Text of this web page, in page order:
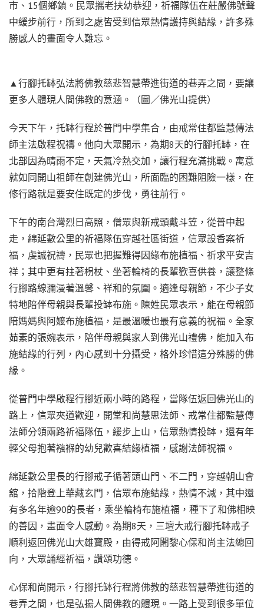
市、15個鄉鎮。民眾攜老扶幼恭迎，祈福隊伍在莊嚴佛號聲
中緩步前行，所到之處皆受到信眾熱情護持與結緣，許多殊
勝感人的畫面令人難忘。
▲行腳托缽弘法將佛教慈悲智慧帶進街道的巷弄之間，要讓
更多人體現人間佛教的意涵。（圖／佛光山提供）
今天下午，托缽行程於普門中學集合，由戒常住都監慧傳法
師主法啟程祝禱。他向大眾開示，為期8天的行腳托缽，在
北部因為晴雨不定，天氣冷熱交加，讓行程充滿挑戰。寓意
就如同開山祖師在創建佛光山，所面臨的困難阻險一樣，在
修行路就是要安住既定的步伐，勇往前行。
下午的南台灣烈日高照，僧眾與新戒頭戴斗笠，從普中起
走，綿延數公里的祈福隊伍穿越社區街道，信眾設香案祈
福，虔誠祝禱，民眾也把握難得因緣布施植福、祈求平安吉
祥；其中更有拄著枴杖、坐著輪椅的長輩歡喜供養，讓整條
行腳路線瀰漫著溫馨、祥和的氛圍。適逢母親節，不少子女
特地陪伴母親與長輩投缽布施。陳姓民眾表示，能在母親節
陪媽媽與阿嬤布施植福，是最溫暖也最有意義的祝福。全家
茹素的張婉表示，陪伴母親與家人到佛光山禮佛，能加入布
施結緣的行列，內心感到十分攝受，格外珍惜這分殊勝的佛
緣。
從普門中學啟程行腳近兩小時的路程，當隊伍返回佛光山的
路上，信眾夾道歡迎，開堂和尚慧思法師、戒常住都監慧傳
法師分領兩路祈福隊伍，緩步上山，信眾熱情投缽，還有年
輕父母抱著襁褓的幼兒歡喜結緣植福，感謝法師祝福。
綿延數公里長的行腳戒子循著頭山門、不二門，穿越朝山會
舘，拾階登上華藏玄門，信眾布施結緣，熱情不減，其中還
有多名年逾90的長者，乘坐輪椅布施植福，種下了和佛相映
的善因，畫面令人感動。為期8天，三壇大戒行腳托缽戒子
順利返回佛光山大雄寶殿，由得戒阿闍黎心保和尚主法總回
向，大眾誦經祈福，讚頌功德。
心保和尚開示，行腳托缽行程將佛教的慈悲智慧帶進街道的
巷弄之間，也是弘揚人間佛教的體現。一路上受到很多單位